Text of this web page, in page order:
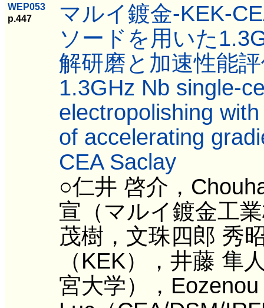
WEP053
p.447
マルイ鍍金-KEK-
ソードを用いた
解研磨と加速性能
1.3GHz Nb single-
electropolishing
of accelerating
CEA Saclay
○仁井 啓介，
宣（マルイ鍍金工
茂樹，文珠四郎 秀
（KEK），井藤 隼
宮大学），